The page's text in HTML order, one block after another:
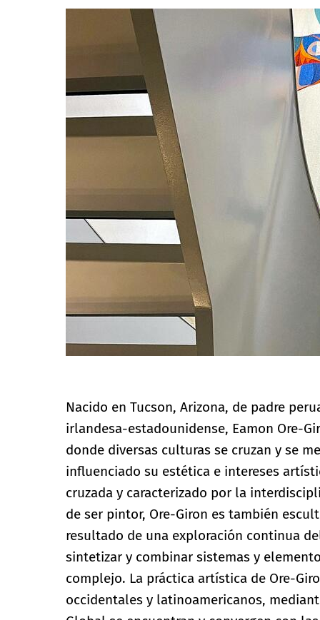
Nacido en Tucson, Arizona, de padre
irlandesa-estadounidense, Eamon Ore-
donde diversas culturas se cruzan y se
influenciado su estética e intereses
cruzada y caracterizado por la
de ser pintor, Ore-Giron es también
resultado de una exploración continua
sintetizar y combinar sistemas y
complejo. La práctica artística de Ore-
occidentales y latinoamericanos,